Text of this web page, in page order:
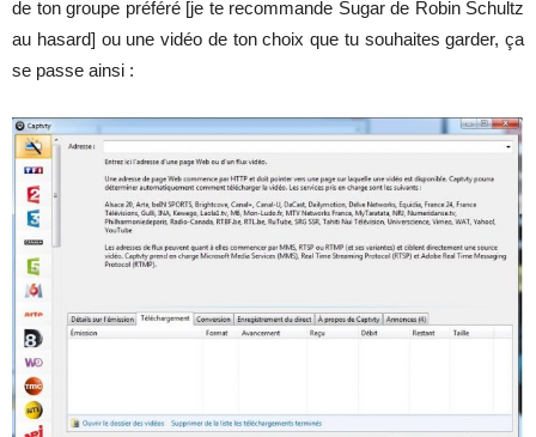
de ton groupe préféré [je te recommande Sugar de Robin Schultz
au hasard] ou une vidéo de ton choix que tu souhaites garder, ça
se passe ainsi :